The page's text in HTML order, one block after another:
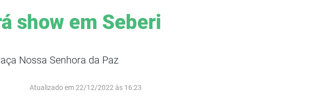
show em Seberi
Nossa Senhora da Paz
Atualizado em 22/12/2022 às 16:23